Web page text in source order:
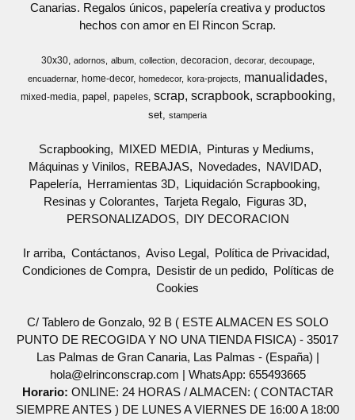
Canarias. Regalos únicos, papelería creativa y productos
hechos con amor en El Rincon Scrap.
30x30 adornos album collection decoracion decorar
decoupage
encuadernar
home-decor homedecor kora-projects manualidades
mixed-media papel papeles scrap scrapbook scrapbooking
set stamperia
Scrapbooking MIXED MEDIA
Pinturas y Mediums
Máquinas y Vinilos
REBAJAS Novedades
NAVIDAD
Papelería
Herramientas 3D
Liquidación Scrapbooking
Resinas y Colorantes
Tarjeta Regalo
Figuras 3D
PERSONALIZADOS
DIY DECORACION
Ir arriba Contáctanos Aviso Legal
Política de Privacidad
Condiciones de Compra
Desistir de un pedido
Políticas de
Cookies
C/ Tablero de Gonzalo, 92 B ( ESTE ALMACEN ES SOLO
PUNTO DE RECOGIDA Y NO UNA TIENDA FISICA) - 35017
Las Palmas de Gran Canaria, Las Palmas - (España) |
hola@elrinconscrap.com | WhatsApp: 655493665
Horario: ONLINE: 24 HORAS / ALMACEN: ( CONTACTAR
SIEMPRE ANTES ) DE LUNES A VIERNES DE 16:00 A 18:00